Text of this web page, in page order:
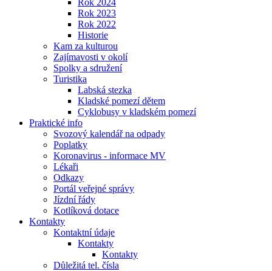
Rok 2024
Rok 2023
Rok 2022
Historie
Kam za kulturou
Zajímavosti v okolí
Spolky a sdružení
Turistika
Labská stezka
Kladské pomezí dětem
Cyklobusy v kladském pomezí
Praktické info
Svozový kalendář na odpady
Poplatky
Koronavirus - informace MV
Lékaři
Odkazy
Portál veřejné správy
Jízdní řády
Kotlíková dotace
Kontakty
Kontaktní údaje
Kontakty
Kontakty
Důležitá tel. čísla